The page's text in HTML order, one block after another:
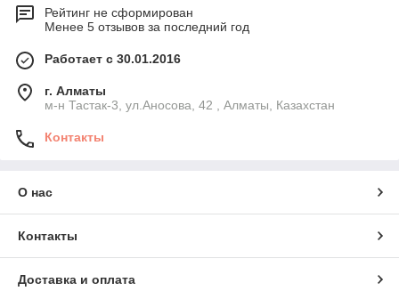
Рейтинг не сформирован
Менее 5 отзывов за последний год
Работает с 30.01.2016
г. Алматы
м-н Тастак-3, ул.Аносова, 42 , Алматы, Казахстан
Контакты
О нас
Контакты
Доставка и оплата